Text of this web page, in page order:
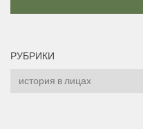
РУБРИКИ
Рубрики